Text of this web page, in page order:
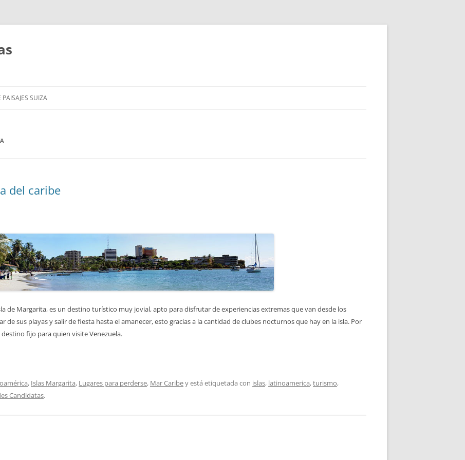
PAISAJES SUIZA
del caribe
de Margarita, es un destino turístico muy jovial, apto para disfrutar de experiencias extremas que van desde los
de sus playas y salir de fiesta hasta el amanecer, esto gracias a la cantidad de clubes nocturnos que hay en la isla. Por
fijo para quien visite Venezuela.
, Islas Margarita, Lugares para perderse, Mar Caribey está etiquetada con islas, latinoamerica,turismo,
Candidatas.